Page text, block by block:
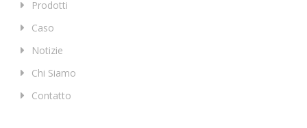
Prodotti
Caso
Notizie
Chi Siamo
Contatto